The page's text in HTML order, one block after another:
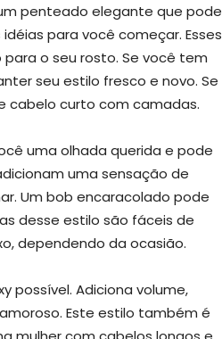
penteado elegante que pode
para você começar. Esses
o seu rosto. Se você tem
seu estilo fresco e novo. Se
cabelo curto com camadas.
uma olhada querida e pode
uma sensação de
Um bob encaracolado pode
desse estilo são fáceis de
dependendo da ocasião.
possível. Adiciona volume,
Este estilo também é